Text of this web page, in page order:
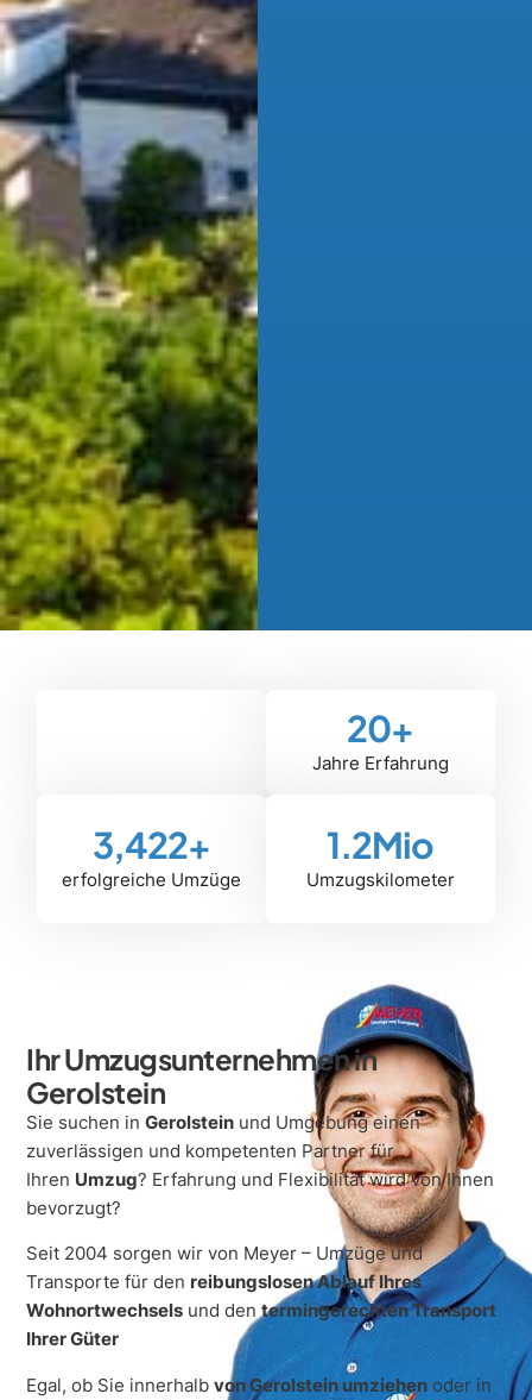
Jahre Erfahrung
20+
erfolgreiche Umzüge
3,422+
Umzugskilometer
1.2Mio
Ihr Umzugsunternehmen in
Gerolstein
Sie suchen inGerolstein und Umgebung einen
zuverlässigen und kompetenten Partner für
Ihren Umzug? Erfahrung und Flexibilität wird von Ihnen
bevorzugt?
Seit 2004 sorgen wir von Meyer – Umzüge und
Transporte für den reibungslosen Ablauf Ihres
Wohnortwechsels und dentermingerechten Transport
Ihrer Güter
Egal, ob Sie innerhalbvon Gerolstein umziehen oder in